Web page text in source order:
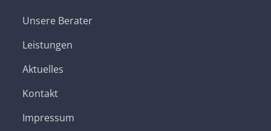
Unsere Berater
Leistungen
Aktuelles
Kontakt
Impressum